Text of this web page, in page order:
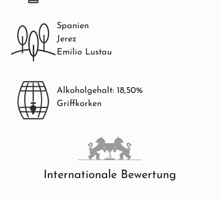
Spanien
Jerez
Emilio Lustau
Alkoholgehalt: 18,50%
Griffkorken
Internationale Bewertung